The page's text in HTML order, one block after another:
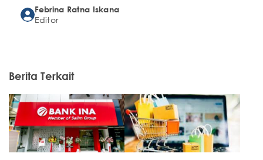
Febrina Ratna Iskana
Editor
Berita Terkait